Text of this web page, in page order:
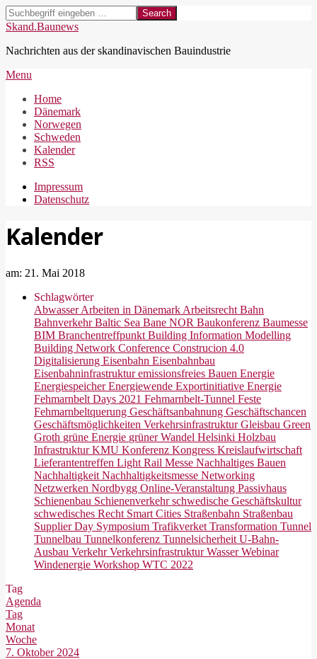
Skip
to
Search
Skand.Baunews
Nachrichten aus der skandinavischen Bauindustrie
Secondary
Menu
Menu
Home
Dänemark
Norwegen
Schweden
Kalender
RSS
Impressum
Datenschutz
Kalender
am: 21. Mai 2018
Schlagwörter
AbwasserArbeiten in Dänemark Arbeitsrecht Bahn
BahnverkehrBaltic Sea Bane NOR Baukonferenz Baumesse
BIM Branchentreffpunkt Building Information Modelling
Building Network Conference Construcion 4.0
Digitalisierung Eisenbahn Eisenbahnbau
Eisenbahninfrastrukturemissionsfreies Bauen Energie
EnergiespeicherEnergiewende Exportinitiative Energie
Fehmarnbelt Days 2021 Fehmarnbelt-Tunnel Feste
Fehmarnbeltquerung Geschäftsanbahnung Geschäftschancen
Geschäftsmöglichkeiten VerkehrsinfrastrukturGleisbau Green
Groth grüne Energie grüner Wandel Helsinki Holzbau
InfrastrukturKMU Konferenz Kongress Kreislaufwirtschaft
Lieferantentreffen Light Rail Messe Nachhaltiges Bauen
Nachhaltigkeit Nachhaltigkeitsmesse Networking
Netzwerken Nordbygg Online-Veranstaltung Passivhaus
Schienenbau Schienenverkehrschwedische Geschäftskultur
schwedisches Recht Smart Cities Straßenbahn Straßenbau
Supplier Day Symposium Trafikverket Transformation Tunnel
Tunnelbau Tunnelkonferenz Tunnelsicherheit U-Bahn-
Ausbau VerkehrVerkehrsinfrastrukturWasserWebinar
Windenergie Workshop WTC 2022
Tag
Agenda
Tag
Monat
Woche
7. Oktober 2024